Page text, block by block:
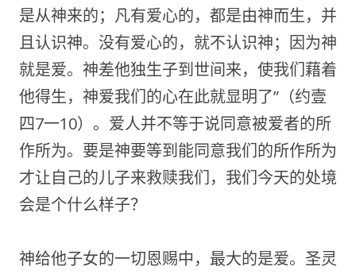
是从神来的；凡有爱心的，都是由神而生，并
且认识神。没有爱心的，就不认识神；因为神
就是爱。神差他独生子到世间来，使我们藉着
他得生，神爱我们的心在此就显明了”（约壹
四7一10）。爱人并不等于说同意被爱者的所
作所为。要是神要等到能同意我们的所作所为
才让自己的儿子来救赎我们，我们今天的处境
会是个什么样子？
神给他子女的一切恩赐中，最大的是爱。圣灵